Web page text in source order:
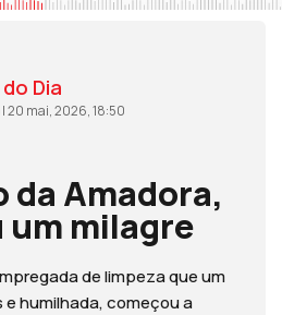
Dia
| 20 mai, 2026, 18:50
da Amadora,
milagre
de limpeza que um
e humilhada, começou a